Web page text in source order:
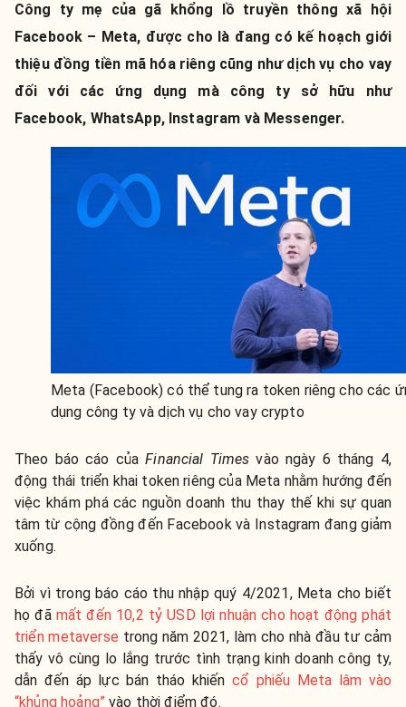
Công ty mẹ của gã khổng lồ truyền thông xã hội
Facebook – Meta, được cho là đang có kế hoạch giới
thiệu đồng tiền mã hóa riêng cũng như dịch vụ cho vay
đối với các ứng dụng mà công ty sở hữu như
Facebook, WhatsApp, Instagram và Messenger.
Meta (Facebook) có thể tung ra token riêng cho các
dụng công ty và dịch vụ cho vay crypto
Theo báo cáo của Financial Times vào ngày 6 tháng 4,
động thái triển khai token riêng của Meta nhằm hướng đến
việc khám phá các nguồn doanh thu thay thế khi sự quan
tâm từ cộng đồng đến Facebook và Instagram đang giảm
xuống.
Bởi vì trong báo cáo thu nhập quý 4/2021, Meta cho biết
họ đã mất đến 10,2 tỷ USD lợi nhuận cho hoạt động phát
triển metaverse trong năm 2021, làm cho nhà đầu tư cảm
thấy vô cùng lo lắng trước tình trạng kinh doanh công ty,
dẫn đến áp lực bán tháo khiến cổ phiếu Meta lâm vào
“khủng hoảng”vào thời điểm đó.